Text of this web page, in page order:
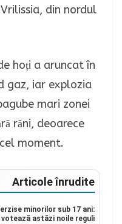
din nordul
hoți a aruncat în
gaz, iar explozia
mari zonei
răni, deoarece
moment.
Articole înrudite
minorilor sub 17 ani:
votează astăzi noile reguli